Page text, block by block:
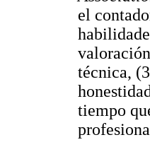
el
técnica,
tiempo